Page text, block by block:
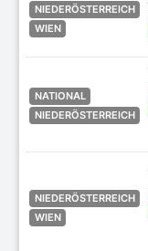
NIEDERÖSTERREICH
WIEN
NATIONAL
NIEDERÖSTERREICH
NIEDERÖSTERREICH
WIEN